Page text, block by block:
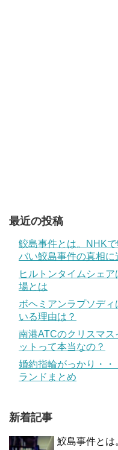
最近の投稿
鮫島事件とは。NHK
バい鮫島事件の真相に
ヒルトンタイムシェ
場とは
ボヘミアンラプソデ
いる理由は？
南港ATCのクリスマ
ットって本当なの？
婚約指輪がっかり・
ランドまとめ
新着記事
鮫島事件とは